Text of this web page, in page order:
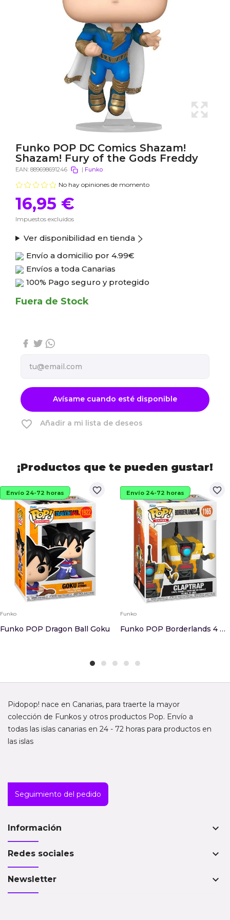
Funko POP DC Comics Shazam!
Shazam! Fury of the Gods Freddy
EAN: 889698691246 | Funko
No hay opiniones de momento
16,95 €
Impuestos excluidos
Ver disponibilidad en tienda
Envío a domicilio por 4.99€
Envíos a toda Canarias
100% Pago seguro y protegido
Fuera de Stock
Avísame cuando esté disponible
favorite_border Añadir a mi lista de deseos
¡Productos que te pueden gustar!
favorite_border
Envío 24-72 horas
Funko
Funko POP Dragon Ball Goku
favorite_border
Envío 24-72 horas
Funko
Funko POP Borderlands 4 Claptrap
Pidopop! nace en Canarias, para traerte la mayor
colección de Funkos y otros productos Pop. Envío a
todas las islas canarias en 24 - 72 horas para productos en
las islas
Seguimiento del pedido
Información keyboard_arrow_down
Redes sociales keyboard_arrow_down
Newsletter keyboard_arrow_down